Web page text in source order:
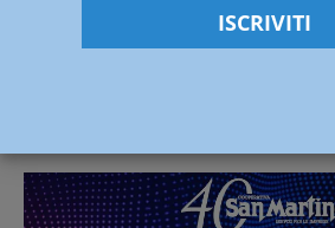
Fiorenzuola, Cavedagna